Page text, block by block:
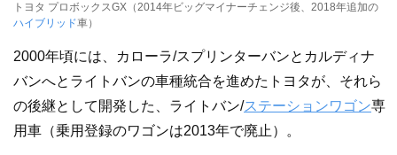
トヨタ プロボックスGX（2014年ビッグマイナーチェンジ後、2018年追加の
ハイブリッド車）
2000年頃には、カローラ/スプリンターバンとカルディナ
バンへとライトバンの車種統合を進めたトヨタが、それら
の後継として開発した、ライトバン/ステーションワゴン専
用車（乗用登録のワゴンは2013年で廃止）。